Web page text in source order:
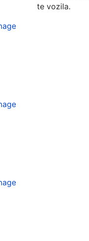
te vozila.